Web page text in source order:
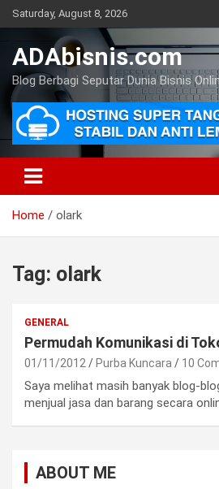
Skip
to
Saturday, August 8, 2026
ADAbisnis.com
Blog Berbagi Seputar Dunia Bisnis
Home olark
Tag: olark
GENERAL
Permudah Komunikasi di
01/11/2012 Purba Kuncara 10
Saya melihat masih banyak blog-
menjual jasa dan barang secara
ABOUT ME